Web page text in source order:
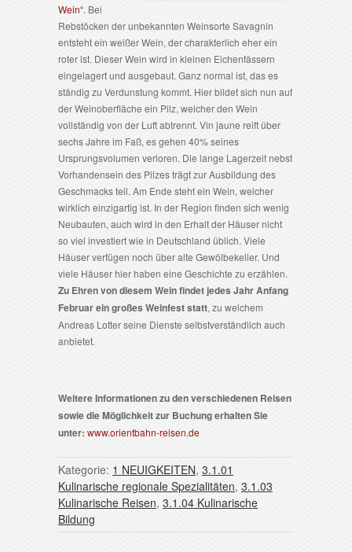
Wein“. Bei
Rebstöcken der unbekannten Weinsorte Savagnin
entsteht ein weißer Wein, der charakterlich eher ein
roter ist. Dieser Wein wird in kleinen Eichenfässern
eingelagert und ausgebaut. Ganz normal ist, das es
ständig zu Verdunstung kommt. Hier bildet sich nun auf
der Weinoberfläche ein Pilz, welcher den Wein
vollständig von der Luft abtrennt. Vin jaune reift über
sechs Jahre im Faß, es gehen 40% seines
Ursprungsvolumen verloren. Die lange Lagerzeit nebst
Vorhandensein des Pilzes trägt zur Ausbildung des
Geschmacks teil. Am Ende steht ein Wein, welcher
wirklich einzigartig ist. In der Region finden sich wenig
Neubauten, auch wird in den Erhalt der Häuser nicht
so viel investiert wie in Deutschland üblich. Viele
Häuser verfügen noch über alte Gewölbekeller. Und
viele Häuser hier haben eine Geschichte zu erzählen.
Zu Ehren von diesem Wein findet jedes Jahr Anfang
Februar ein großes Weinfest statt, zu welchem
Andreas Lotter seine Dienste selbstverständlich auch
anbietet.
Weitere Informationen zu den verschiedenen Reisen
sowie die Möglichkeit zur Buchung erhalten Sie
unter: www.orientbahn-reisen.de
Kategorie: 1 NEUIGKEITEN, 3.1.01
Kulinarische regionale Spezialitäten, 3.1.03
Kulinarische Reisen, 3.1.04 Kulinarische
Bildung